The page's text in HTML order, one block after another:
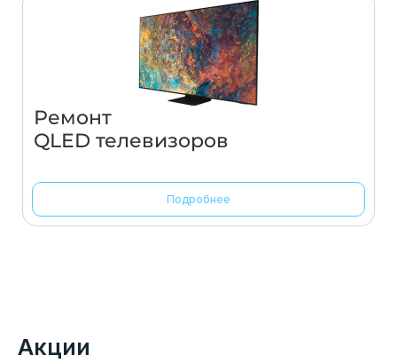
Ремонт
QLED телевизоров
Подробнее
Акции